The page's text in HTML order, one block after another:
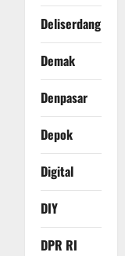
Deliserdang
Demak
Denpasar
Depok
Digital
DIY
DPR RI